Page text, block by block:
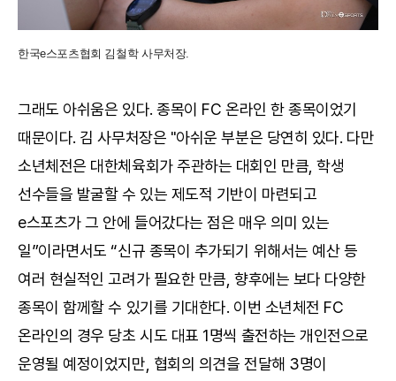
한국e스포츠협회 김철학 사무처장.
그래도 아쉬움은 있다. 종목이 FC 온라인 한 종목이었기
때문이다. 김 사무처장은 "아쉬운 부분은 당연히 있다. 다만
소년체전은 대한체육회가 주관하는 대회인 만큼, 학생
선수들을 발굴할 수 있는 제도적 기반이 마련되고
e스포츠가 그 안에 들어갔다는 점은 매우 의미 있는
일”이라면서도 “신규 종목이 추가되기 위해서는 예산 등
여러 현실적인 고려가 필요한 만큼, 향후에는 보다 다양한
종목이 함께할 수 있기를 기대한다. 이번 소년체전 FC
온라인의 경우 당초 시도 대표 1명씩 출전하는 개인전으로
운영될 예정이었지만, 협회의 의견을 전달해 3명이